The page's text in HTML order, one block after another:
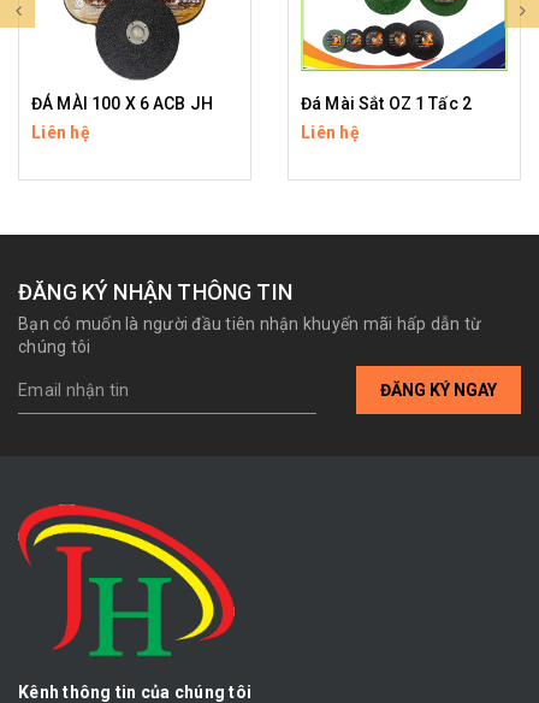
ĐÁ MÀI 100 X 6 ACB JH
Liên hệ
Đá Mài Sắt OZ 1 Tấc 2
Liên hệ
ĐĂNG KÝ NHẬN THÔNG TIN
Bạn có muốn là người đầu tiên nhận khuyến mãi hấp dẫn từ
chúng tôi
ĐĂNG KÝ NGAY
Kênh thông tin của chúng tôi